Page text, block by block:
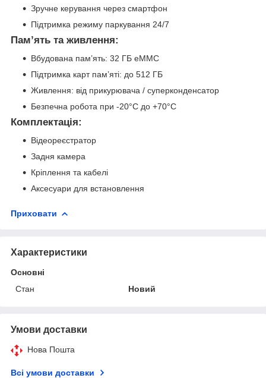
Зручне керування через смартфон
Підтримка режиму паркування 24/7
Пам’ять та живлення:
Вбудована пам’ять: 32 ГБ eMMC
Підтримка карт пам’яті: до 512 ГБ
Живлення: від прикурювача / суперконденсатор
Безпечна робота при -20°C до +70°C
Комплектація:
Відеореєстратор
Задня камера
Кріплення та кабелі
Аксесуари для встановлення
Приховати
Характеристики
Основні
Стан
Новий
Умови доставки
Нова Пошта
Всі умови доставки